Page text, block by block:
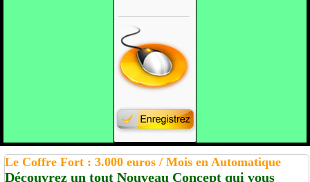
Le Coffre Fort : 3.000 euros / Mois en Automatique
Découvrez un tout Nouveau Concept qui vous